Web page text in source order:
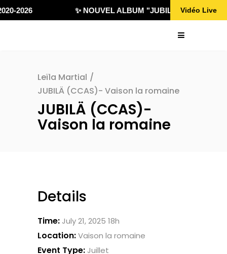
2026 ✨ NOUVEL ALBUM "JUBILÄ 432"Vidéo Live
Leïla Martial /
JUBILÄ (CCAS)- Vaison la romaine
JUBILÄ (CCAS)-
Vaison la romaine
Details
Time: July 21, 2025 18h
Location:Vaison la romaine
Event Type: Juillet